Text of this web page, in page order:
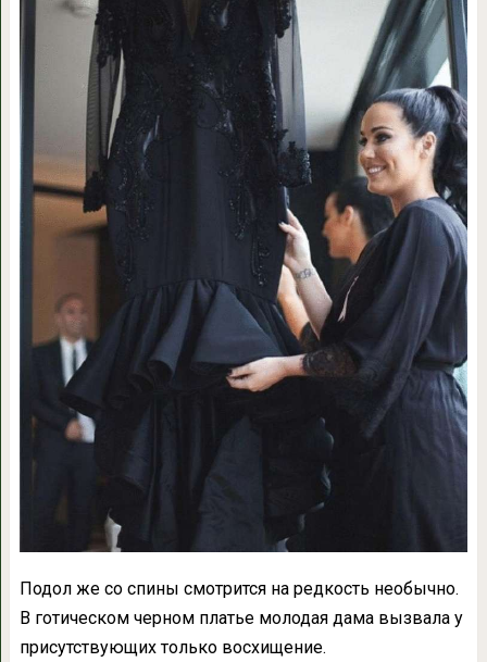
Подол же со спины смотрится на редкость необычно.
В готическом черном платье молодая дама вызвала у
присутствующих только восхищение.